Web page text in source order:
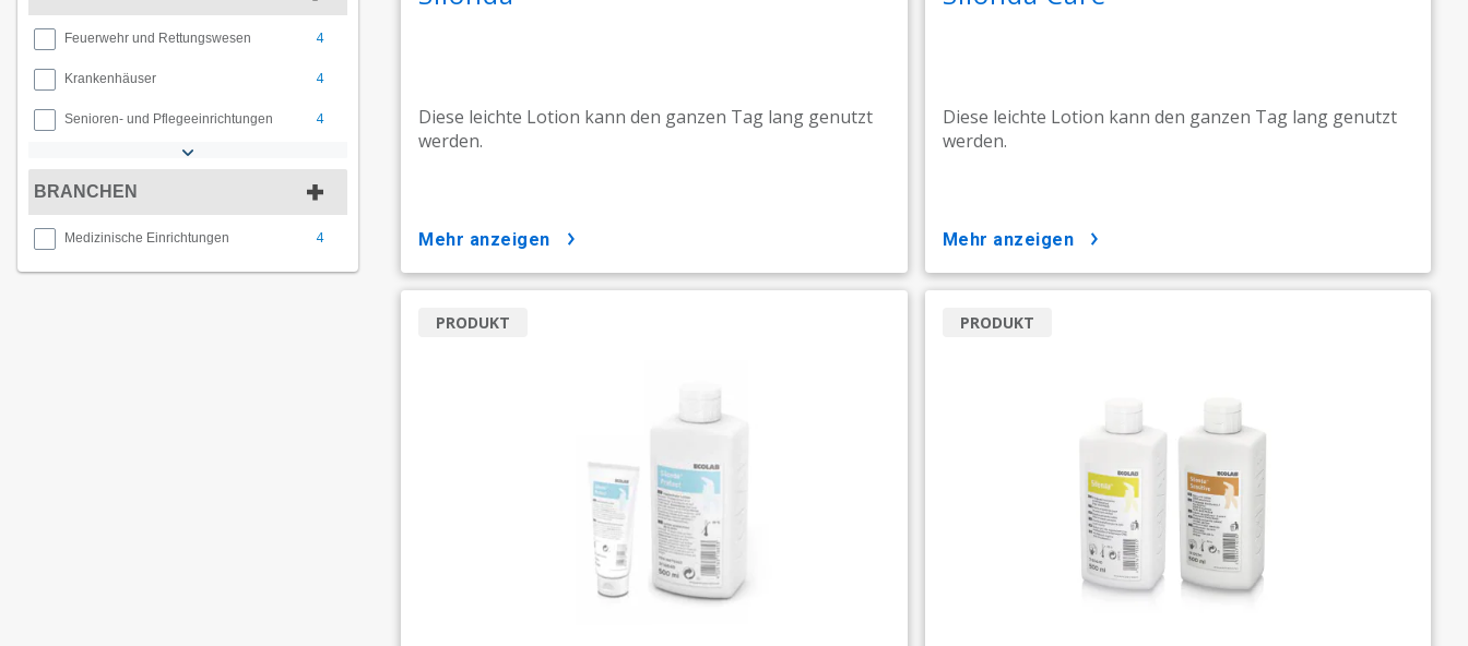
Feuerwehr und Rettungswesen 4
Krankenhäuser 4
Senioren- und Pflegeeinrichtungen 4
BRANCHEN
Medizinische Einrichtungen 4
Diese leichte Lotion kann den ganzen Tag lang genutzt
werden.
mehr anzeigen
Diese leichte Lotion kann den ganzen Tag lang genutzt
werden.
mehr anzeigen
PRODUKT PRODUKT